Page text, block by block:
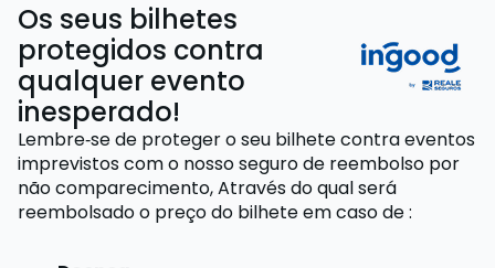
Os seus bilhetes
protegidos contra
qualquer evento
inesperado!
Lembre‑se de proteger o seu bilhete contra eventos
imprevistos com o nosso seguro de reembolso por
não comparecimento,Através do qual será
reembolsado o preço do bilheteem caso de: